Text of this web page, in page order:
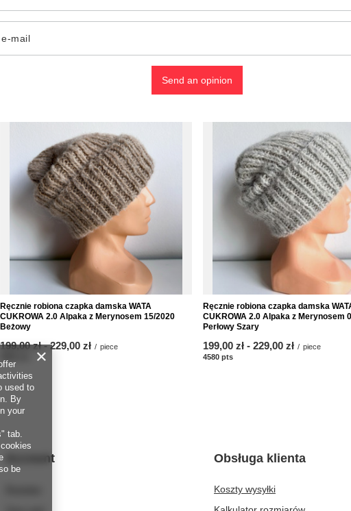
mail
Send an opinion
Ręcznie robiona czapka damska WATA
CUKROWA 2.0 Alpaka z Merynosem 15/2020
Beżowy
from
199,00 zł-to
229,00 zł / piece
points
Ręcznie robiona czapka damska
CUKROWA 2.0 Alpaka z Merynosem
Perłowy Szary
from
199,00 zł - to
229,00 zł / piece
4580 pts
Account Obsługa klienta
Koszty wysyłki
used to
By
your
tab.
be